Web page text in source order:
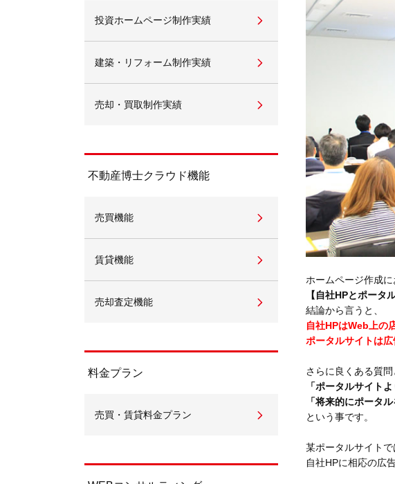
動画配信サイト制作事例
投資ホームページ制作実績
建築・リフォーム制作実績
売却・買取制作実績
不動産博士クラウド機能
売買機能
賃貸機能
売却査定機能
料金プラン
売買・賃貸料金プラン
ホームページ作成
【自社HPとポータ
結論から言うと、
自社HPはWeb上の
ポータルサイトは広
さらに良くある質問
「ポータルサイト
「将来的にポータ
という事です。
某ポータルサイト
自社HPに相応の広